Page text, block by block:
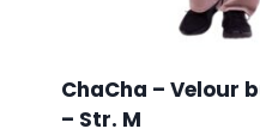
ChaCha – Velour
– Str. M